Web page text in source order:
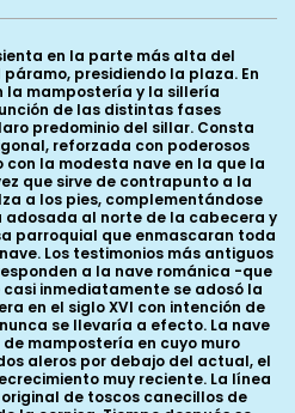
en la parte más alta del
presidiendo la plaza. En
la mampostería y la sillería
de las distintas fases
predominio del sillar. Consta
reforzada con poderosos
la modesta nave en la que la
que sirve de contrapunto a la
a los pies, complementándose
adosada al norte de la cabecera y
parroquial que enmascaran toda
Los testimonios más antiguos
a la nave románica -que
inmediatamente se adosó la
en el siglo XVI con intención de
se llevaría a efecto. La nave
mampostería en cuyo muro
aleros por debajo del actual, el
muy reciente. La línea
de toscos canecillos de